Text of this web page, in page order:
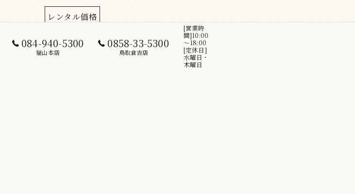
レンタル価格
084-940-5300
福山本店
0858-33-5300
鳥取倉吉店
[営業時
間]10:00
～18:00
[定休日]
水曜日・
木曜日